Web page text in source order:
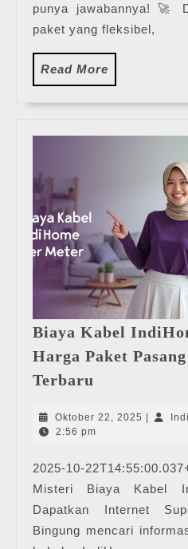
punya jawabannya! 🚀
paket yang fleksibel,
Read More
More
Biaya Kabel
Harga Paket
Terbaru
IndiHome
Per
|
Harga
Paket
Pasang
Oktober 22, 2025 Oktober
2:56 pm
2025-10-
Misteri Biaya Kabel
Dapatkan Internet
Bingung mencari